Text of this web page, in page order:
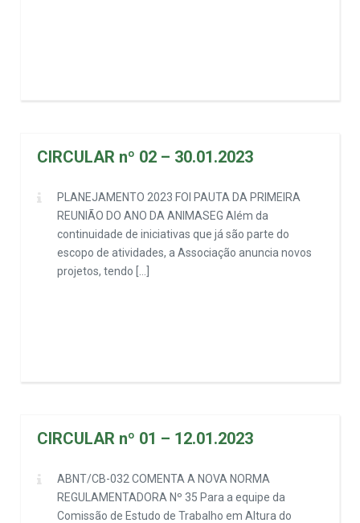
CIRCULAR nº 02 – 30.01.2023
PLANEJAMENTO 2023 FOI PAUTA DA PRIMEIRA
REUNIÃO DO ANO DA ANIMASEG Além da
continuidade de iniciativas que já são parte do
escopo de atividades, a Associação anuncia novos
projetos, tendo […]
CIRCULAR nº 01 – 12.01.2023
ABNT/CB-032 COMENTA A NOVA NORMA
REGULAMENTADORA Nº 35 Para a equipe da
Comissão de Estudo de Trabalho em Altura do